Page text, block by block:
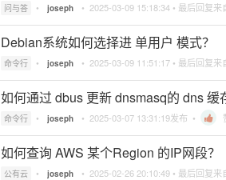
问与答 • joseph • 2025-03-09 15:18:34 • 最后回复来
Debian系统如何选择进 单用户 模式？
命令行 • joseph • 2025-03-09 11:51:17 • 最后回复来
如何通过 dbus 更新 dnsmasq的 dns 缓
命令行 • joseph • 2025-03-07 13:31:19发布 •
如何查询 AWS 某个Region 的IP网段？
公有云 • joseph • 2025-02-26 20:10:49 • 最后回复来